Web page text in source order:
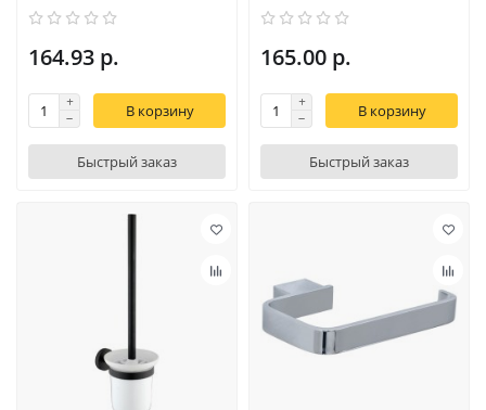
164.93 р.
В корзину
Быстрый заказ
165.00 р.
В корзину
Быстрый заказ